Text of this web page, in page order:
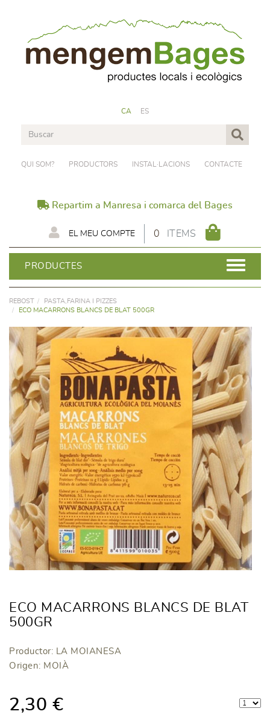
CA ES
QUI SOM? PRODUCTORS INSTAL·LACIONS CONTACTE
Repartim a Manresa i comarca del Bages
0 ITEMS
EL MEU COMPTE
PRODUCTES
REBOST
PASTA,FARINA I PIZZES
ECO MACARRONS BLANCS DE BLAT 500GR
ECO MACARRONS BLANCS DE BLAT
500GR
Productor: LA MOIANESA
Origen: MOIÀ
2,30 €